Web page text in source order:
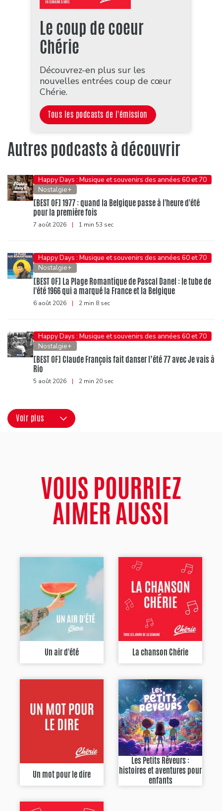
Le coup de coeur
Chérie
Découvrez-en plus sur les
nouvelles entrées coup de cœur
Chérie.
Tous les podcasts de l'émission
Autres podcasts à découvrir
Happy Days : Musique et souvenirs des années 60 et 70
Nostalgie+
[BEST OF] 1977 : quand la Belgique passe à l'heure d'été
pour la première fois
7 août 2026 | 1 min 53 sec
Happy Days : Musique et souvenirs des années 60 et 70
Nostalgie+
[BEST OF] La Plage Romantique de Pascal Danel : le tube de
l'été 1966 qui a marqué la France et la Belgique
6 août 2026 | 2 min 8 sec
Happy Days : Musique et souvenirs des années 60 et 70
Nostalgie+
[BEST OF] Claude François fait danser l’été 77 avec Je vais à
Rio
5 août 2026 | 2 min 20 sec
Voir plus
VOUS POURRIEZ
AIMER AUSSI
Un air d'été La chanson Chérie
Un mot pour le dire
Les Petits Rêveurs :
histoires et aventures pour
enfants